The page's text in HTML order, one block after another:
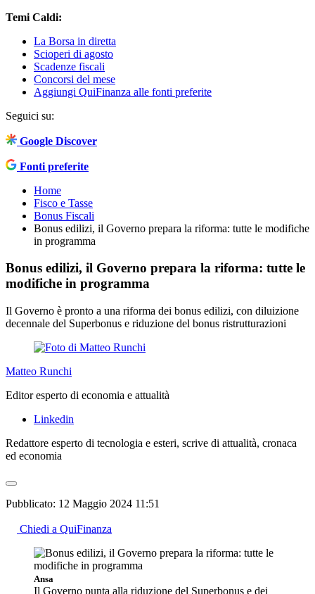
Temi Caldi:
La Borsa in diretta
Scioperi di agosto
Scadenze fiscali
Concorsi del mese
Aggiungi QuiFinanza alle fonti preferite
Seguici su:
Google Discover
Fonti preferite
Home
Fisco e Tasse
Bonus Fiscali
Bonus edilizi, il Governo prepara la riforma: tutte le modifiche
in programma
Bonus edilizi, il Governo prepara la riforma: tutte le
modifiche in programma
Il Governo è pronto a una riforma dei bonus edilizi, con diluizione
decennale del Superbonus e riduzione del bonus ristrutturazioni
Matteo Runchi
Editor esperto di economia e attualità
Linkedin
Redattore esperto di tecnologia e esteri, scrive di attualità, cronaca
ed economia
Pubblicato: 12 Maggio 2024 11:51
Chiedi a QuiFinanza
Ansa
Il Governo punta alla riduzione del Superbonus e dei